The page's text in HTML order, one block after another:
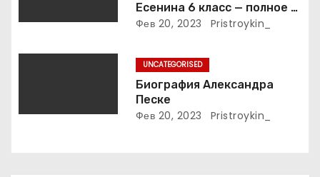
я
Есенина 6 класс — полное и
подробное описание жизни
Фев 20, 2023 Pristroykin_
UNCATEGORISED
Биография Александра
Песке
Фев 20, 2023 Pristroykin_